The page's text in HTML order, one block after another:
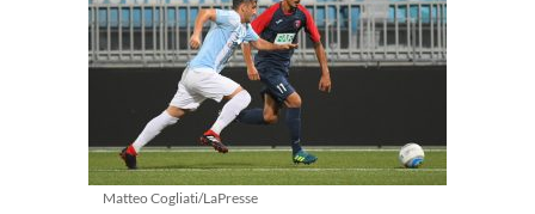
Matteo Cogliati/LaPresse